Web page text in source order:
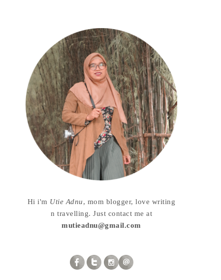
Hi i'm Utie Adnu, mom blogger, love writing
n travelling. Just contact me at
mutieadnu@gmail.com